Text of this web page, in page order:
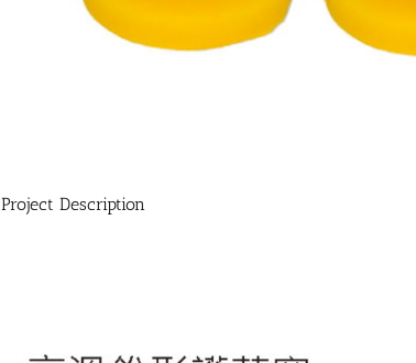
Project Description